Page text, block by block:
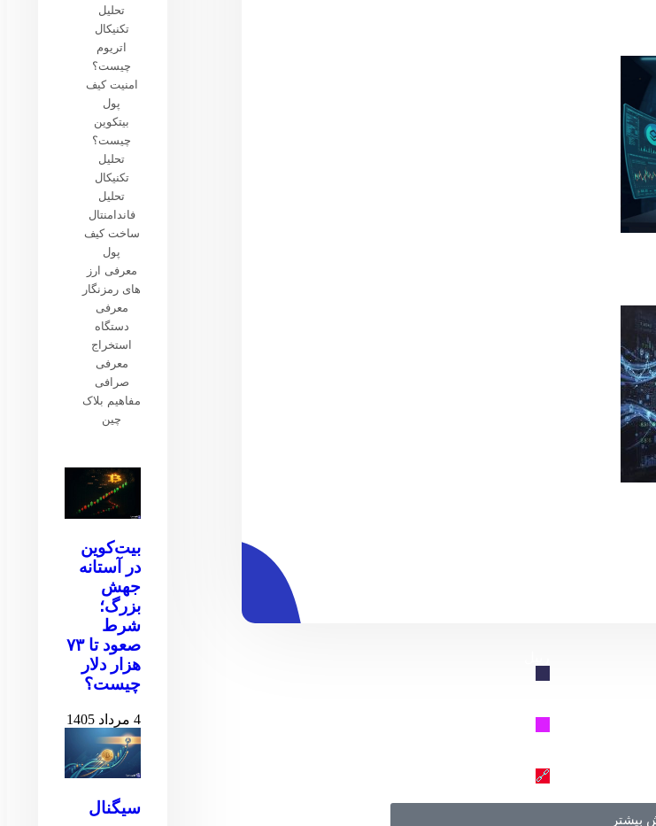
🔗
بیشتر
تحلیل
تکنیکال
اتریوم
چیست؟
امنیت کیف
پول
بیتکوین
چیست؟
تحلیل
تکنیکال
تحلیل
فاندامنتال
ساخت کیف
پول
معرفی ارز
های رمزنگار
معرفی
دستگاه
استخراج
معرفی
صرافی
مفاهیم بلاک
چین
بیت‌کوین
در آستانه
جهش
بزرگ؛
شرط
صعود تا ۷۳
هزار دلار
چیست؟
4 مرداد 1405
سیگنال